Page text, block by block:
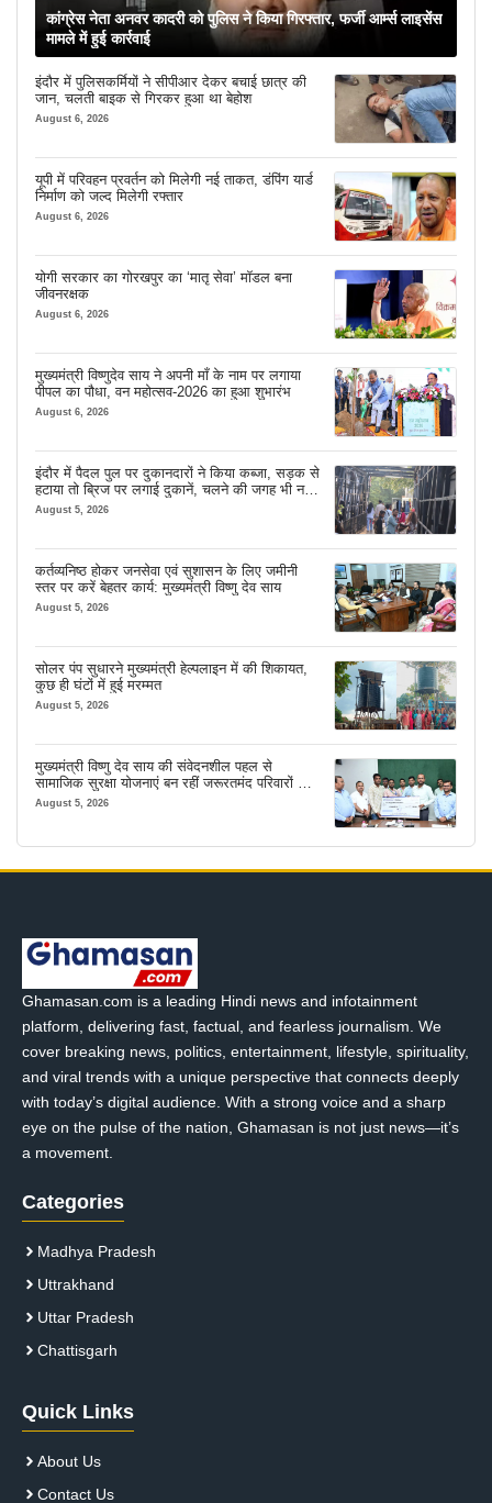
कांग्रेस नेता अनवर कादरी को पुलिस ने किया गिरफ्तार, फर्जी आर्म्स लाइसेंस
मामले में हुई कार्रवाई
इंदौर में पुलिसकर्मियों ने सीपीआर देकर बचाई छात्र की
जान, चलती बाइक से गिरकर हुआ था बेहोश
August 6, 2026
यूपी में परिवहन प्रवर्तन को मिलेगी नई ताकत, डंपिंग यार्ड
निर्माण को जल्द मिलेगी रफ्तार
August 6, 2026
योगी सरकार का गोरखपुर का ‘मातृ सेवा’ मॉडल बना
जीवनरक्षक
August 6, 2026
मुख्यमंत्री विष्णुदेव साय ने अपनी माँ के नाम पर लगाया
पीपल का पौधा, वन महोत्सव-2026 का हुआ शुभारंभ
August 6, 2026
इंदौर में पैदल पुल पर दुकानदारों ने किया कब्जा, सड़क से
हटाया तो ब्रिज पर लगाई दुकानें, चलने की जगह भी नहीं
मिल रही
August 5, 2026
कर्तव्यनिष्ठ होकर जनसेवा एवं सुशासन के लिए जमीनी
स्तर पर करें बेहतर कार्य: मुख्यमंत्री विष्णु देव साय
August 5, 2026
सोलर पंप सुधारने मुख्यमंत्री हेल्पलाइन में की शिकायत,
कुछ ही घंटों में हुई मरम्मत
August 5, 2026
मुख्यमंत्री विष्णु देव साय की संवेदनशील पहल से
सामाजिक सुरक्षा योजनाएं बन रहीं जरूरतमंद परिवारों का
मजबूत सहारा
August 5, 2026
Ghamasan.com is a leading Hindi news and infotainment
platform, delivering fast, factual, and fearless journalism. We
cover breaking news, politics, entertainment, lifestyle, spirituality,
and viral trends with a unique perspective that connects deeply
with today’s digital audience. With a strong voice and a sharp
eye on the pulse of the nation, Ghamasan is not just news—it’s
a movement.
Categories
Madhya Pradesh
Uttrakhand
Uttar Pradesh
Chattisgarh
Quick Links
About Us
Contact Us